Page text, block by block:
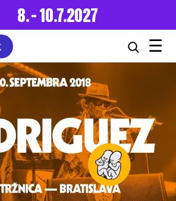
8. – 10.7.2027
☰